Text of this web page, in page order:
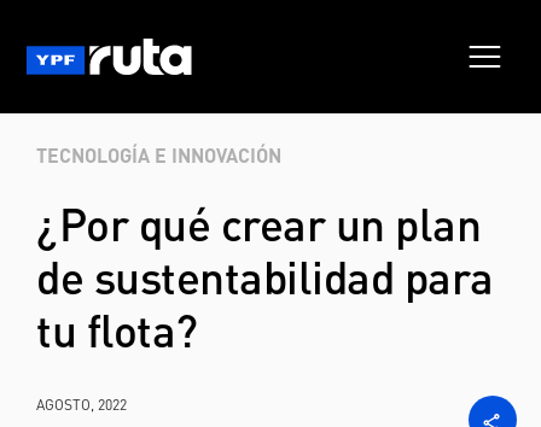
TECNOLOGÍA E INNOVACIÓN
¿Por qué crear un plan
de sustentabilidad para
tu flota?
AGOSTO, 2022